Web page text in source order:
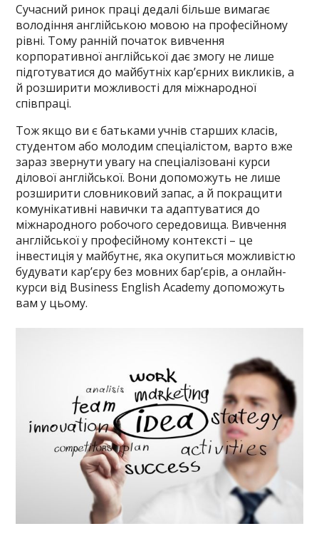
Сучасний ринок праці дедалі більше вимагає
володіння англійською мовою на професійному
рівні. Тому ранній початок вивчення
корпоративної англійської дає змогу не лише
підготуватися до майбутніх кар’єрних викликів, а
й розширити можливості для міжнародної
співпраці.
Тож якщо ви є батьками учнів старших класів,
студентом або молодим спеціалістом, варто вже
зараз звернути увагу на спеціалізовані курси
ділової англійської. Вони допоможуть не лише
розширити словниковий запас, а й покращити
комунікативні навички та адаптуватися до
міжнародного робочого середовища. Вивчення
англійської у професійному контексті – це
інвестиція у майбутнє, яка окупиться можливістю
будувати кар’єру без мовних бар’єрів, а онлайн-
курси від Business English Academy допоможуть
вам у цьому.